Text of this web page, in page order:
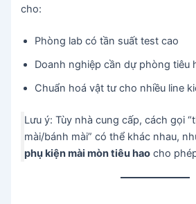
cho:
Phòng lab có tần suất test cao
Doanh nghiệp cần dự phòng tiêu
Chuẩn hoá vật tư cho nhiều line
Lưu ý: Tùy nhà cung cấp, cách gọi
mài/bánh mài” có thể khác nhau,
phụ kiện mài mòn tiêu hao cho